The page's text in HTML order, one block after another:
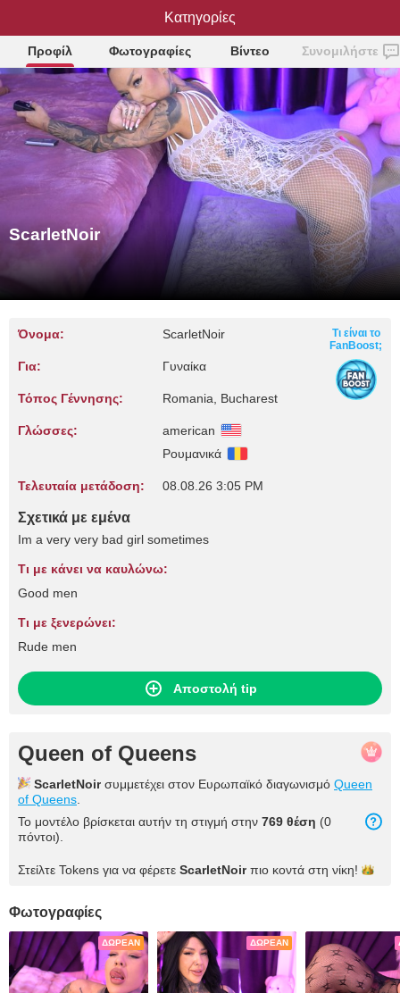
ScarletNoir
Προφίλ Φωτογραφίες Βίντεο Συνομιλήστε
ScarletNoir
Όνομα: ScarletNoir
Για: Γυναίκα
Τόπος Γέννησης: Romania, Bucharest
Γλώσσες:
american
Ρουμανικά
Τελευταία μετάδοση: 08.08.26 3:05 PM
Τι είναι το
FanBoost;
Σχετικά με εμένα
Im a very very bad girl sometimes
Τι με κάνει να καυλώνω:
Good men
Τι με ξενερώνει:
Rude men
Αποστολή tip
Queen of Queens
ScarletNoir συμμετέχει στον Ευρωπαϊκό διαγωνισμό Queen
of Queens
Το μοντέλο βρίσκεται αυτήν τη στιγμή στην 769 θέση (0
πόντοι).
Στείλτε Tokens για να φέρετε ScarletNoir πιο κοντά στη νίκη!
Φωτογραφίες
ΔΩΡΕΆΝ ΔΩΡΕΆΝ
Κατηγορίες